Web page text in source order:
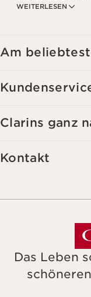
WEITERLESEN
Produkten und
Am
Clarins ganz
Kontakt
Das Leben